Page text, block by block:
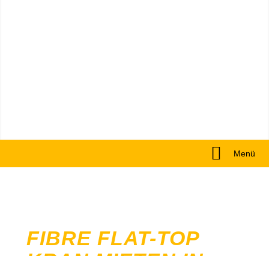
Menü
FIBRE FLAT-TOP